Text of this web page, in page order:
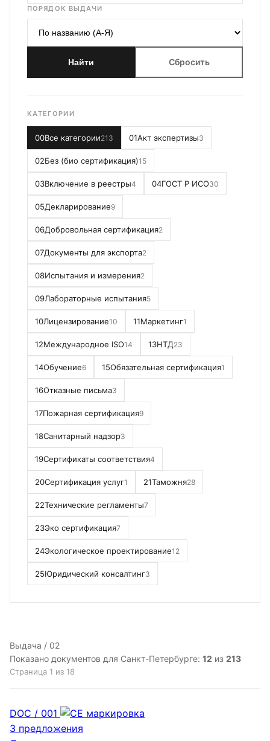
ПОРЯДОК ВЫДАЧИ
Найти Сбросить
КАТЕГОРИИ
00Все категории213 01Акт экспертизы3
02Без (био сертификация)15
03Включение в реестры4 04ГОСТ Р ИСО30
05Декларирование9
06Добровольная сертификация2
07Документы для экспорта2
08Испытания и измерения2
09Лабораторные испытания5
10Лицензирование10 11Маркетинг1
12Международное ISO14 13НТД23
14Обучение6 15Обязательная сертификация1
16Отказные письма3
17Пожарная сертификация9
18Санитарный надзор3
19Сертификаты соответствия4
20Сертификация услуг1 21Таможня28
22Технические регламенты7
23Эко сертификация7
24Экологическое проектирование12
25Юридический консалтинг3
Выдача / 02
Показано документов для Санкт-Петербурге: 12 из 213
Страница 1 из 18
DOC / 001
3 предложения